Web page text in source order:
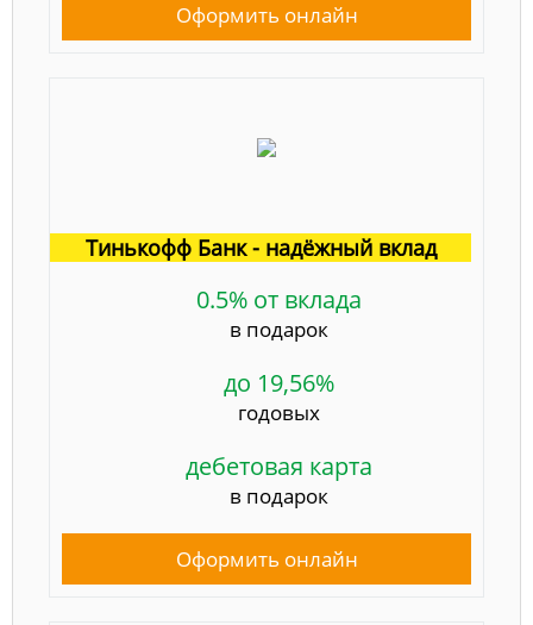
Оформить онлайн
Тинькофф Банк - надёжный вклад
0.5% от вклада
в подарок
до 19,56%
годовых
дебетовая карта
в подарок
Оформить онлайн